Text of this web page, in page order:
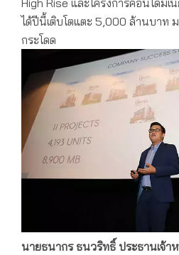
ได้ปีนี้เติบโตแตะ 5,000 ล้านบาท
กระโดด
นายธนากร ธนวริทธิ์ ประธานเจ้า